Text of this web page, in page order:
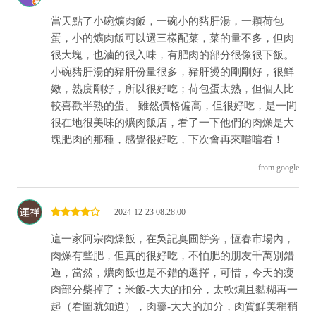
當天點了小碗爌肉飯，一碗小的豬肝湯，一顆荷包
蛋，小的爌肉飯可以選三樣配菜，菜的量不多，但肉
很大塊，也滷的很入味，有肥肉的部分很像很下飯。
小碗豬肝湯的豬肝份量很多，豬肝燙的剛剛好，很鮮
嫩，熟度剛好，所以很好吃；荷包蛋太熟，但個人比
較喜歡半熟的蛋。 雖然價格偏高，但很好吃，是一間
很在地很美味的爌肉飯店，看了一下他們的肉燥是大
塊肥肉的那種，感覺很好吃，下次會再來嚐嚐看！
from google
2024-12-23 08:28:00
這一家阿宗肉燥飯，在吳記臭圃餅旁，恆春市場內，
肉燥有些肥，但真的很好吃，不怕肥的朋友千萬別錯
過，當然，爌肉飯也是不錯的選擇，可惜，今天的瘦
肉部分柴掉了；米飯-大大的扣分，太軟爛且黏糊再一
起（看圖就知道），肉羹-大大的加分，肉質鮮美稍稍